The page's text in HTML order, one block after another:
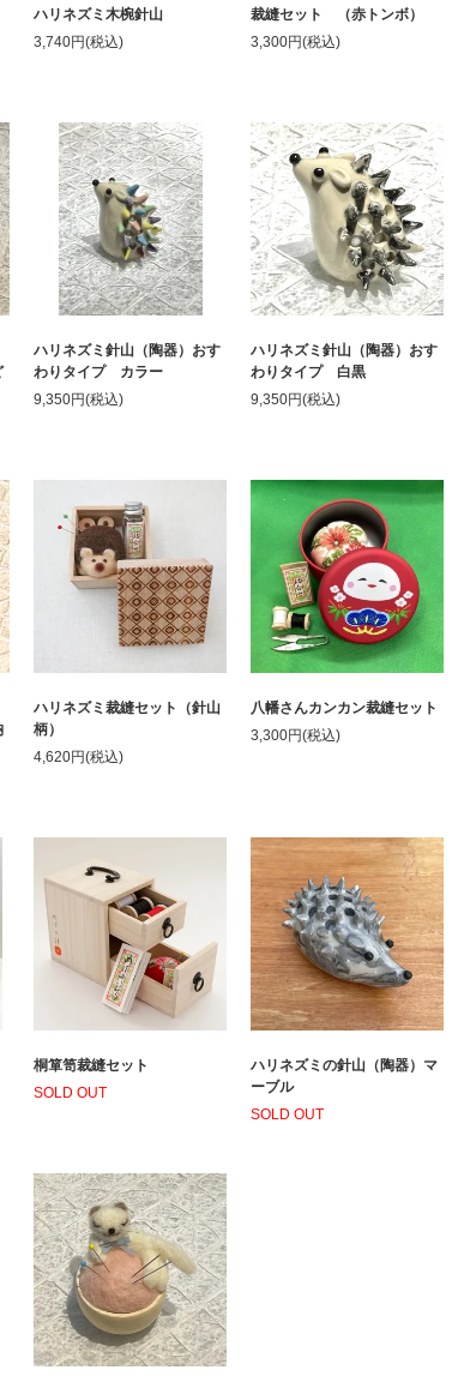
ハリネズミ木椀針山
3,740円(税込)
裁縫セット （赤トンボ）
3,300円(税込)
ハリネズミ針山（陶器）おす
わりタイプ カラー
9,350円(税込)
ハリネズミ針山（陶器）おす
わりタイプ 白黒
9,350円(税込)
ハリネズミ裁縫セット（針山
柄）
4,620円(税込)
八幡さんカンカン裁縫セット
3,300円(税込)
桐箪笥裁縫セット
SOLD OUT
ハリネズミの針山（陶器）マ
ーブル
SOLD OUT